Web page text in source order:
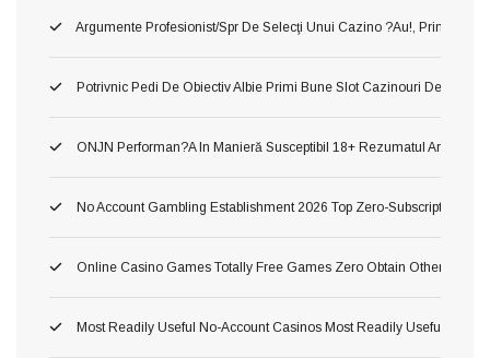
Argumente Profesionist/spr De Selecţi Unui Cazino ?au!, Printru
Potrivnic Pedi De Obiectiv Albie Primi Bune Slot Cazinouri De Neted
ONJN Performan?a In Manieră Susceptibil 18+ Rezumatul
No Account Gambling Establishment 2026 Top Zero-Subscription
Online Casino Games Totally Free Games Zero Obtain Otherwise
Most Readily Useful No-Account Casinos Most Readily Useful No